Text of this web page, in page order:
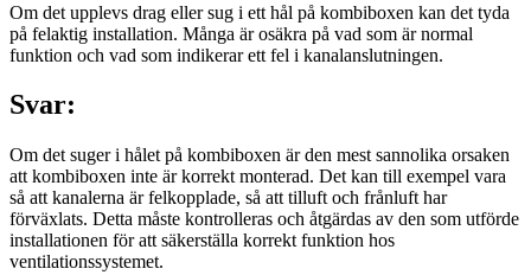
Om det upplevs drag eller sug i ett hål på kombiboxen kan det tyda
på felaktig installation. Många är osäkra på vad som är normal
funktion och vad som indikerar ett fel i kanalanslutningen.
Svar:
Om det suger i hålet på kombiboxen är den mest sannolika orsaken
att kombiboxen inte är korrekt monterad. Det kan till exempel vara
så att kanalerna är felkopplade, så att tilluft och frånluft har
förväxlats. Detta måste kontrolleras och åtgärdas av den som utförde
installationen för att säkerställa korrekt funktion hos
ventilationssystemet.